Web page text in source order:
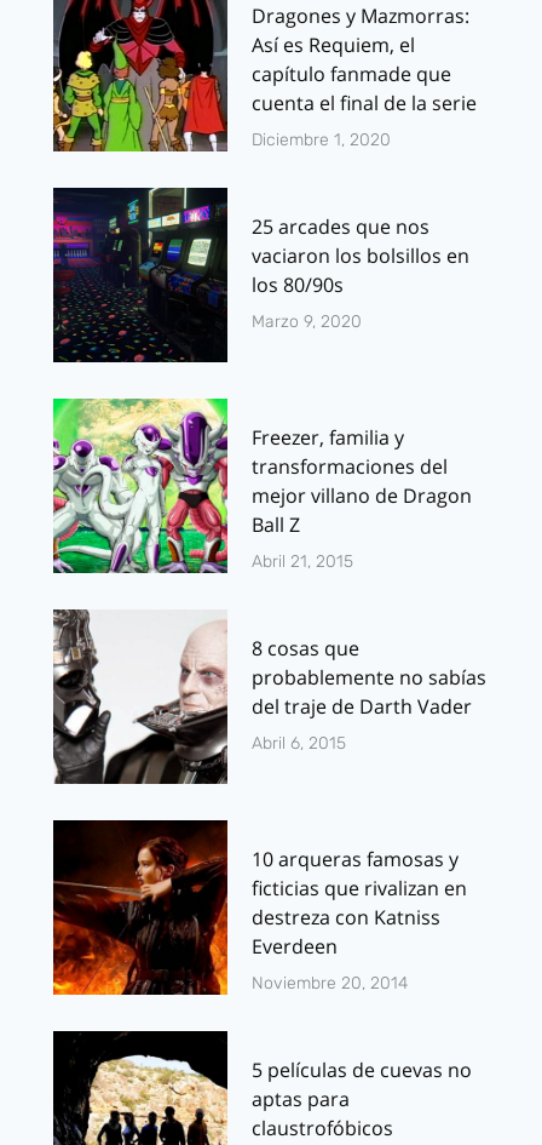
Dragones y Mazmorras:
Así es Requiem, el
capítulo fanmade que
cuenta el final de la serie
Diciembre 1, 2020
25 arcades que nos
vaciaron los bolsillos en
los 80/90s
Marzo 9, 2020
Freezer, familia y
transformaciones del
mejor villano de Dragon
Ball Z
Abril 21, 2015
8 cosas que
probablemente no sabías
del traje de Darth Vader
Abril 6, 2015
10 arqueras famosas y
ficticias que rivalizan en
destreza con Katniss
Everdeen
Noviembre 20, 2014
5 películas de cuevas no
aptas para
claustrofóbicos